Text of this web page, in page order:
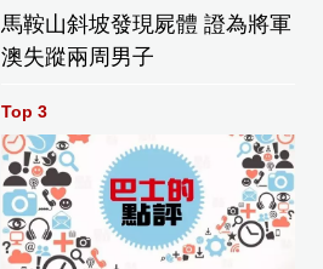
馬鞍山斜坡發現屍體 證為將軍
澳失蹤兩周男子
Top 3